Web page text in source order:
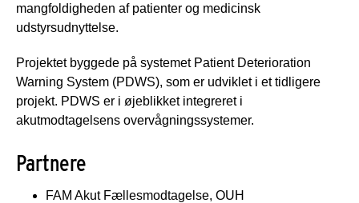
mangfoldigheden af ​​patienter og medicinsk
udstyrsudnyttelse.
Projektet byggede på systemet Patient Deterioration
Warning System (PDWS), som er udviklet i et tidligere
projekt. PDWS er ​​i øjeblikket integreret i
akutmodtagelsens overvågningssystemer.
Partnere
FAM Akut Fællesmodtagelse, OUH